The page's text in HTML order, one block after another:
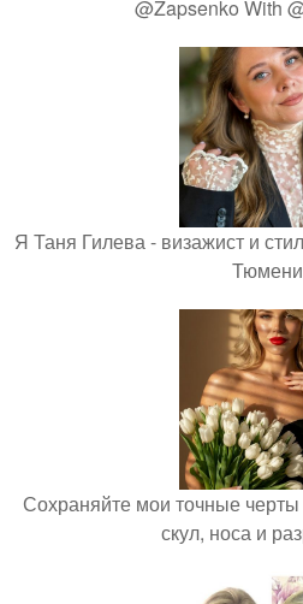
@Zapsenko With
Я Таня Гилева - визажист и
Сохраняйте мои точные
скул, носа и